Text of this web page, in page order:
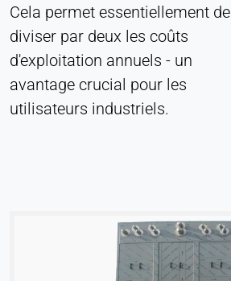
Cela permet essentiellement de
diviser par deux les coûts
d'exploitation annuels - un
avantage crucial pour les
utilisateurs industriels.